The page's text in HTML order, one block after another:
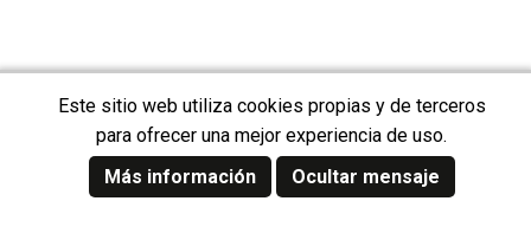
Este sitio web utiliza cookies propias y de terceros
para ofrecer una mejor experiencia de uso.
Más información
Ocultar mensaje